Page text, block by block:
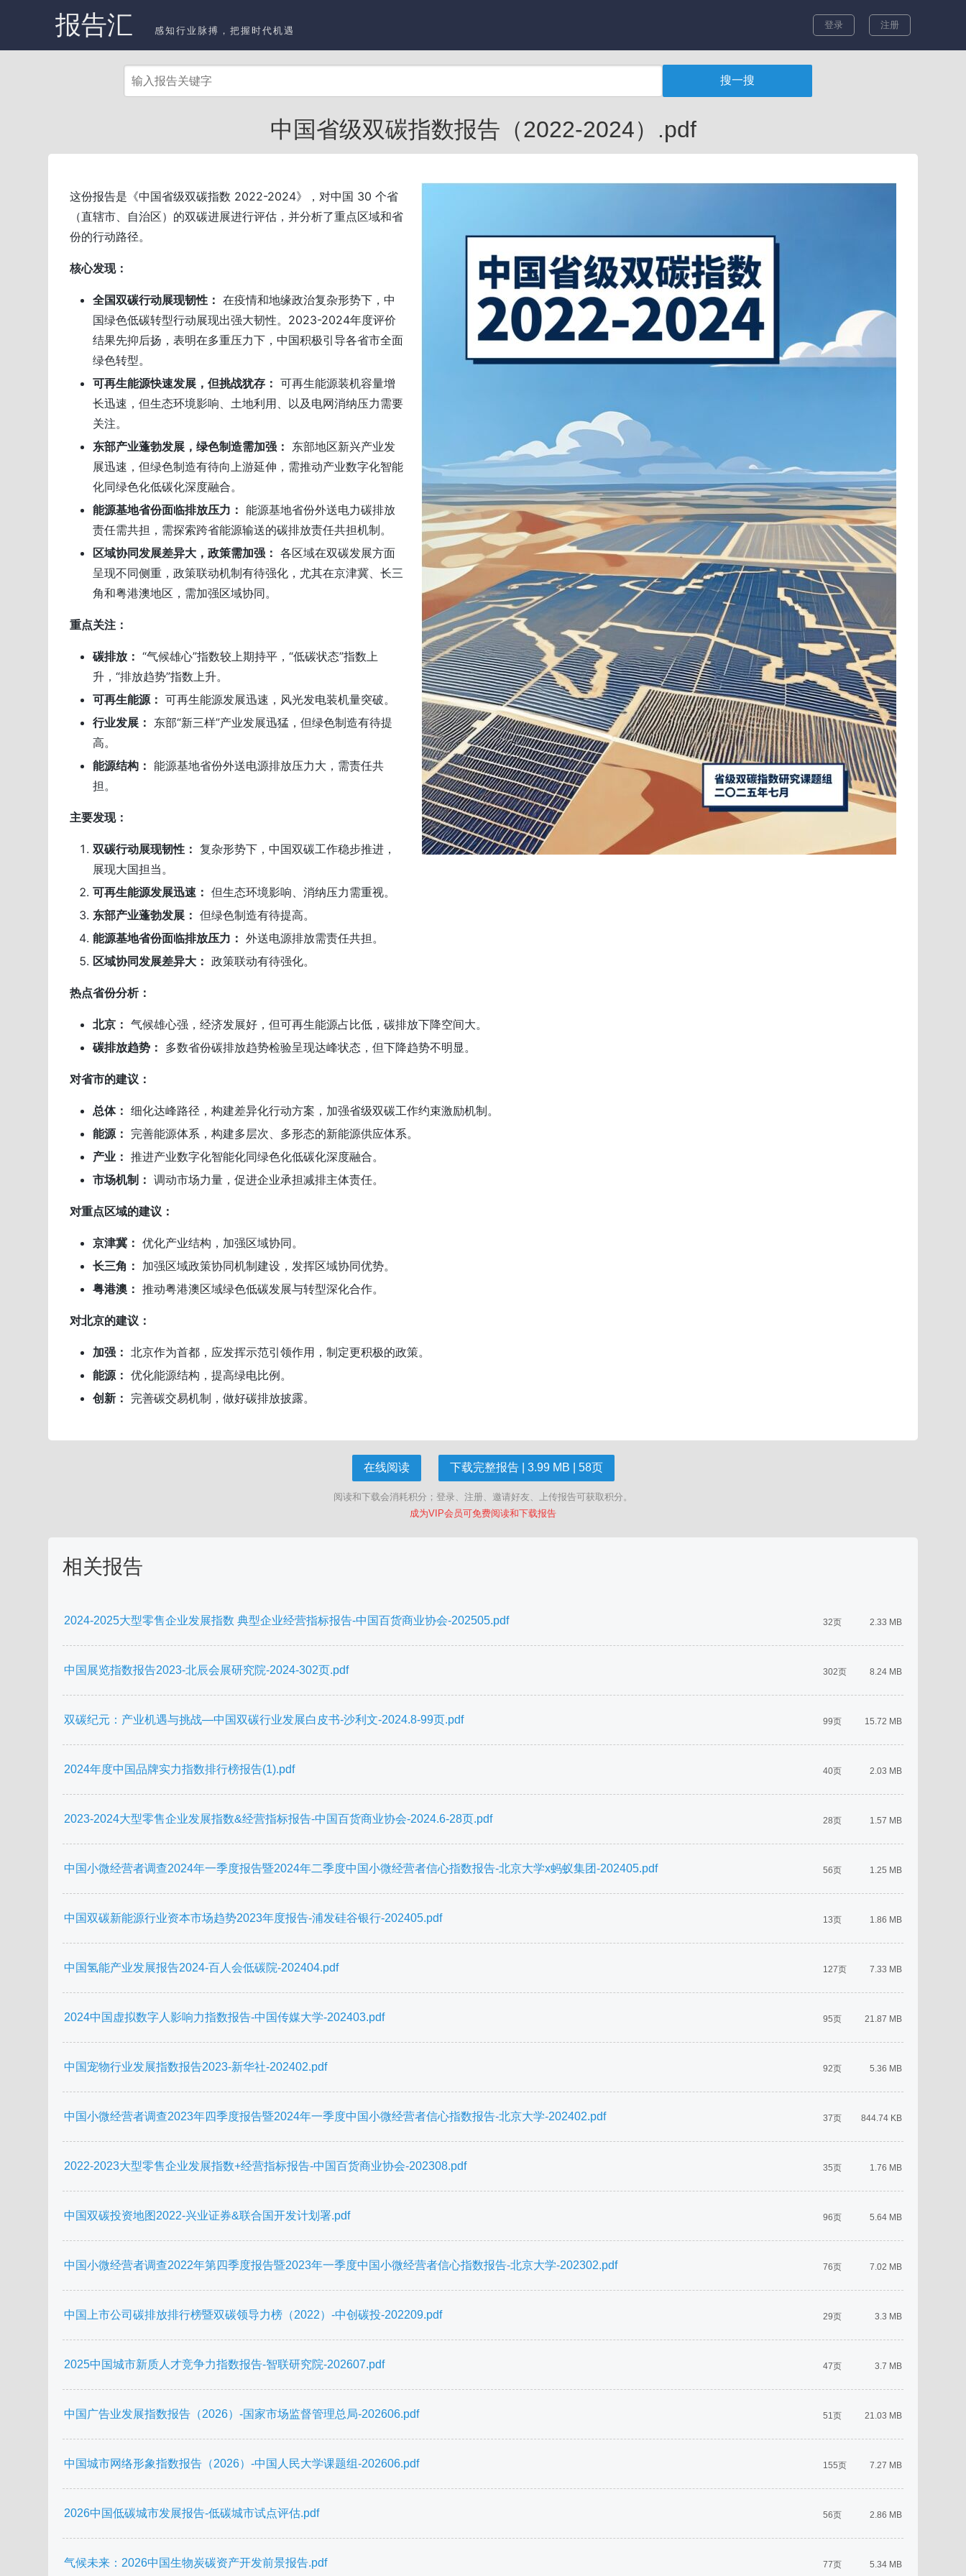
报告汇 感知行业脉搏，把握时代机遇
登录 注册
中国省级双碳指数报告（2022-2024）.pdf
这份报告是《中国省级双碳指数 2022-2024》，对中国 30 个省
（直辖市、自治区）的双碳进展进行评估，并分析了重点区域和省
份的行动路径。
核心发现：
全国双碳行动展现韧性： 在疫情和地缘政治复杂形势下，中
国绿色低碳转型行动展现出强大韧性。2023-2024年度评价
结果先抑后扬，表明在多重压力下，中国积极引导各省市全面
绿色转型。
可再生能源快速发展，但挑战犹存： 可再生能源装机容量增
长迅速，但生态环境影响、土地利用、以及电网消纳压力需要
关注。
东部产业蓬勃发展，绿色制造需加强： 东部地区新兴产业发
展迅速，但绿色制造有待向上游延伸，需推动产业数字化智能
化同绿色化低碳化深度融合。
能源基地省份面临排放压力： 能源基地省份外送电力碳排放
责任需共担，需探索跨省能源输送的碳排放责任共担机制。
区域协同发展差异大，政策需加强： 各区域在双碳发展方面
呈现不同侧重，政策联动机制有待强化，尤其在京津冀、长三
角和粤港澳地区，需加强区域协同。
重点关注：
碳排放： “气候雄心”指数较上期持平，“低碳状态”指数上
升，“排放趋势”指数上升。
可再生能源： 可再生能源发展迅速，风光发电装机量突破。
行业发展： 东部“新三样”产业发展迅猛，但绿色制造有待提
高。
能源结构： 能源基地省份外送电源排放压力大，需责任共
担。
主要发现：
双碳行动展现韧性： 复杂形势下，中国双碳工作稳步推进，
展现大国担当。
可再生能源发展迅速： 但生态环境影响、消纳压力需重视。
东部产业蓬勃发展： 但绿色制造有待提高。
能源基地省份面临排放压力： 外送电源排放需责任共担。
区域协同发展差异大： 政策联动有待强化。
热点省份分析：
北京： 气候雄心强，经济发展好，但可再生能源占比低，碳排放下降空间大。
碳排放趋势： 多数省份碳排放趋势检验呈现达峰状态，但下降趋势不明显。
对省市的建议：
总体： 细化达峰路径，构建差异化行动方案，加强省级双碳工作约束激励机制。
能源： 完善能源体系，构建多层次、多形态的新能源供应体系。
产业： 推进产业数字化智能化同绿色化低碳化深度融合。
市场机制： 调动市场力量，促进企业承担减排主体责任。
对重点区域的建议：
京津冀： 优化产业结构，加强区域协同。
长三角： 加强区域政策协同机制建设，发挥区域协同优势。
粤港澳： 推动粤港澳区域绿色低碳发展与转型深化合作。
对北京的建议：
加强： 北京作为首都，应发挥示范引领作用，制定更积极的政策。
能源： 优化能源结构，提高绿电比例。
创新： 完善碳交易机制，做好碳排放披露。
在线阅读 下载完整报告 | 3.99 MB | 58页
阅读和下载会消耗积分；登录、注册、邀请好友、上传报告可获取积分。
成为VIP会员可免费阅读和下载报告
相关报告
2.33 MB
32页
2024-2025大型零售企业发展指数 典型企业经营指标报告-中国百货商业协会-202505.pdf
8.24 MB
302页
中国展览指数报告2023-北辰会展研究院-2024-302页.pdf
15.72 MB
99页
双碳纪元：产业机遇与挑战—中国双碳行业发展白皮书-沙利文-2024.8-99页.pdf
2.03 MB
40页
2024年度中国品牌实力指数排行榜报告(1).pdf
1.57 MB
28页
2023-2024大型零售企业发展指数&经营指标报告-中国百货商业协会-2024.6-28页.pdf
1.25 MB
56页
中国小微经营者调查2024年一季度报告暨2024年二季度中国小微经营者信心指数报告-北京大学x蚂蚁集团-202405.pdf
1.86 MB
13页
中国双碳新能源行业资本市场趋势2023年度报告-浦发硅谷银行-202405.pdf
7.33 MB
127页
中国氢能产业发展报告2024-百人会低碳院-202404.pdf
21.87 MB
95页
2024中国虚拟数字人影响力指数报告-中国传媒大学-202403.pdf
5.36 MB
92页
中国宠物行业发展指数报告2023-新华社-202402.pdf
844.74 KB
37页
中国小微经营者调查2023年四季度报告暨2024年一季度中国小微经营者信心指数报告-北京大学-202402.pdf
1.76 MB
35页
2022-2023大型零售企业发展指数+经营指标报告-中国百货商业协会-202308.pdf
5.64 MB
96页
中国双碳投资地图2022-兴业证券&联合国开发计划署.pdf
7.02 MB
76页
中国小微经营者调查2022年第四季度报告暨2023年一季度中国小微经营者信心指数报告-北京大学-202302.pdf
3.3 MB
29页
中国上市公司碳排放排行榜暨双碳领导力榜（2022）-中创碳投-202209.pdf
3.7 MB
47页
2025中国城市新质人才竞争力指数报告-智联研究院-202607.pdf
21.03 MB
51页
中国广告业发展指数报告（2026）-国家市场监督管理总局-202606.pdf
7.27 MB
155页
中国城市网络形象指数报告（2026）-中国人民大学课题组-202606.pdf
2.86 MB
56页
2026中国低碳城市发展报告-低碳城市试点评估.pdf
5.34 MB
77页
气候未来：2026中国生物炭碳资产开发前景报告.pdf